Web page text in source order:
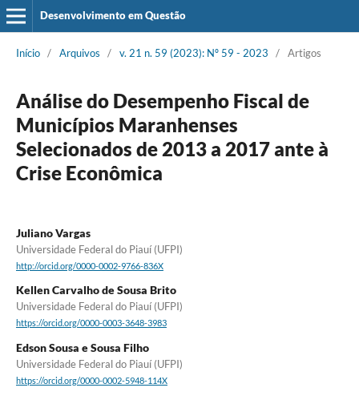
Desenvolvimento em Questão
Início / Arquivos / v. 21 n. 59 (2023): Nº 59 - 2023 / Artigos
Análise do Desempenho Fiscal de
Municípios Maranhenses
Selecionados de 2013 a 2017 ante à
Crise Econômica
Juliano Vargas
Universidade Federal do Piauí (UFPI)
http://orcid.org/0000-0002-9766-836X
Kellen Carvalho de Sousa Brito
Universidade Federal do Piauí (UFPI)
https://orcid.org/0000-0003-3648-3983
Edson Sousa e Sousa Filho
Universidade Federal do Piauí (UFPI)
https://orcid.org/0000-0002-5948-114X